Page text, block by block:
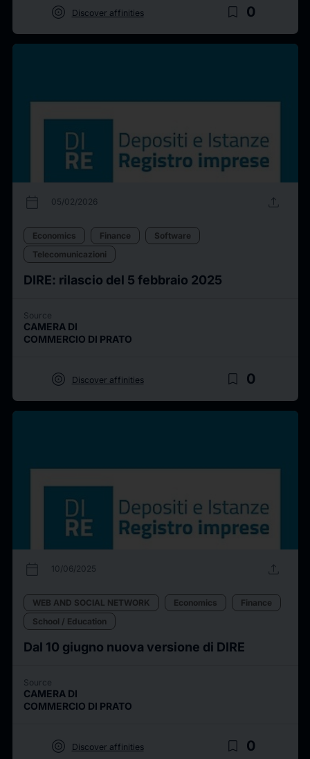
target Discover affinities bookmark_border 0
calendar_today 05/02/2026 upload
Economics Finance
Software
Telecomunicazioni
DIRE: rilascio del 5 febbraio 2025
Source
CAMERA DI
COMMERCIO DI PRATO
target Discover affinities bookmark_border 0
calendar_today 10/06/2025 upload
WEB AND SOCIAL NETWORK Economics
Finance
School / Education
Dal 10 giugno nuova versione di DIRE
Source
CAMERA DI
COMMERCIO DI PRATO
target Discover affinities bookmark_border 0